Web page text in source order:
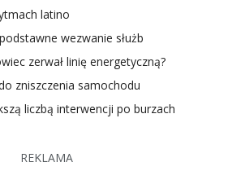
latino
wezwanie służb
zerwał linię energetyczną?
zniszczenia samochodu
liczbą interwencji po burzach
REKLAMA